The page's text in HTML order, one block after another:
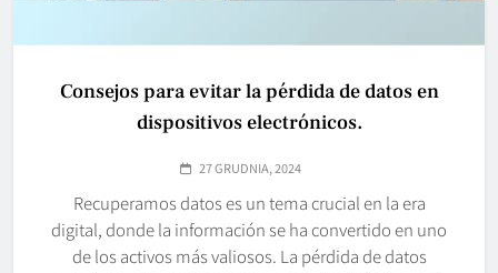
Consejos para evitar la pérdida de datos en
dispositivos electrónicos.
27 GRUDNIA, 2024
Recuperamos datos es un tema crucial en la era
digital, donde la información se ha convertido en uno
de los activos más valiosos. La pérdida de datos